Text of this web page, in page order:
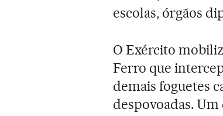
escolas, órgãos
O Exército
Ferro que
demais foguetes
despovoadas.